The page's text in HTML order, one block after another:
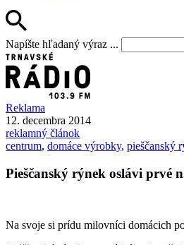
Napíšte hľadaný výraz ...
Reklama
12. decembra 2014
reklamný článok
centrum, domáce výrobky, pieščanský
Pieščanský rýnek oslávi prvé
Na svoje si prídu milovníci domácich